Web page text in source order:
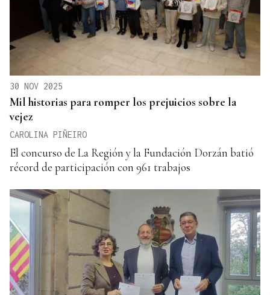
30 NOV 2025
Mil historias para romper los prejuicios sobre la
vejez
CAROLINA PIÑEIRO
El concurso de La Región y la Fundación Dorzán batió
récord de participación con 961 trabajos